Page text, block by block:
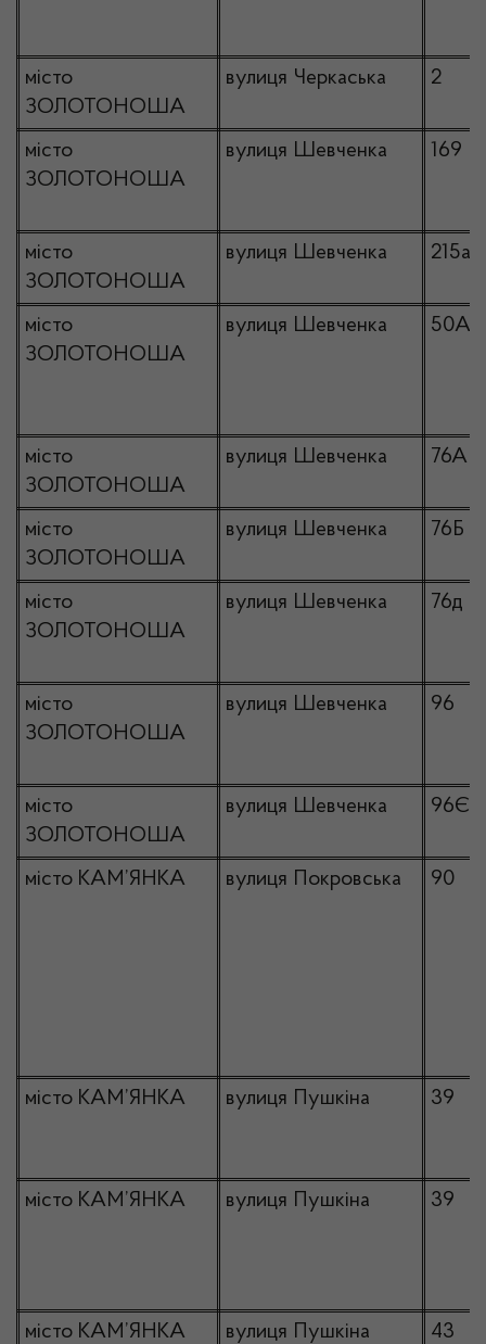
місто
ЗОЛОТОНОША
вулиця Черкаська 2
місто
ЗОЛОТОНОША
вулиця Шевченка 169
місто
ЗОЛОТОНОША
вулиця Шевченка 215а
місто
ЗОЛОТОНОША
вулиця Шевченка 50А
місто
ЗОЛОТОНОША
вулиця Шевченка 76А
місто
ЗОЛОТОНОША
вулиця Шевченка 76Б
місто
ЗОЛОТОНОША
вулиця Шевченка 76д
місто
ЗОЛОТОНОША
вулиця Шевченка 96
місто
ЗОЛОТОНОША
вулиця Шевченка 96Є
місто КАМ’ЯНКА вулиця Покровська 90
місто КАМ’ЯНКА вулиця Пушкіна 39
місто КАМ’ЯНКА вулиця Пушкіна 39
місто КАМ’ЯНКА вулиця Пушкіна 43